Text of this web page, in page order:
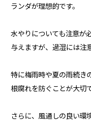
ランダが理想的です。
水やりについても注意が
与えますが、過湿には注
特に梅雨時や夏の雨続き
根腐れを防ぐことが大切
さらに、風通しの良い環